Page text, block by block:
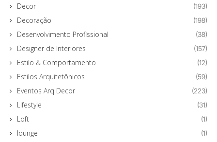
Decor (193)
Decoração (198)
Desenvolvimento Profissional (38)
Designer de Interiores (157)
Estilo & Comportamento (12)
Estilos Arquitetônicos (59)
Eventos Arq Decor (223)
Lifestyle (31)
Loft (1)
lounge (1)